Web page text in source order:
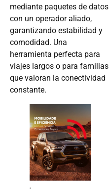
mediante paquetes de datos
con un operador aliado,
garantizando estabilidad y
comodidad. Una
herramienta perfecta para
viajes largos o para familias
que valoran la conectividad
constante.
.